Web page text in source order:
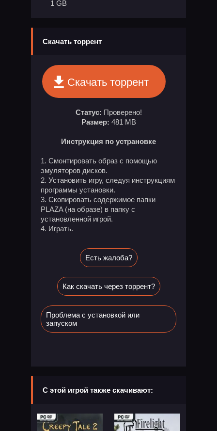
1 GB
Скачать торрент
Скачать торрент
Статус: Проверено!
Размер: 481 MB
Инструкция по устрановке
Смонтировать образ с помощью
эмуляторов дисков.
Установить игру, следуя инструкциям
программы установки.
Скопировать содержимое папки
PLAZA (на образе) в папку с
установленной игрой.
Играть.
Есть жалоба?
Как скачать через торрент?
Проблема с установкой или
запуском
С этой игрой также скачивают: